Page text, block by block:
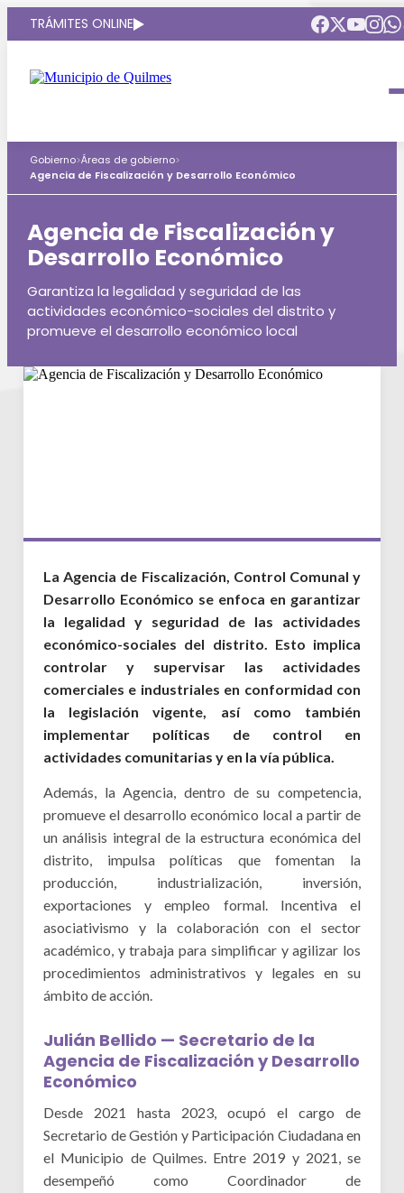
TRÁMITES ONLINE
Intendenta
Gobierno Abierto
HCD
Puntos de interés
Mapa interactivo
Defensoria del Pueblo
Obras Públicas
Salud
GIRSU
Educación
Culturas
Mujeres y Diversidades
Derechos Humanos
Empleo y Formación Laboral
Internacionales
ARQUI
Atención a la comunidad
Defensa del consumidor
Agenda municipal
Gobierno>Áreas de gobierno>
Agencia de Fiscalización y Desarrollo Económico
Agencia de Fiscalización y
Desarrollo Económico
Garantiza la legalidad y seguridad de las
actividades económico-sociales del distrito y
promueve el desarrollo económico local
La Agencia de Fiscalización, Control Comunal y
Desarrollo Económico se enfoca en garantizar
la legalidad y seguridad de las actividades
económico-sociales del distrito. Esto implica
controlar y supervisar las actividades
comerciales e industriales en conformidad con
la legislación vigente, así como también
implementar políticas de control en
actividades comunitarias y en la vía pública.
Además, la Agencia, dentro de su competencia,
promueve el desarrollo económico local a partir de
un análisis integral de la estructura económica del
distrito, impulsa políticas que fomentan la
producción, industrialización, inversión,
exportaciones y empleo formal. Incentiva el
asociativismo y la colaboración con el sector
académico, y trabaja para simplificar y agilizar los
procedimientos administrativos y legales en su
ámbito de acción.
Julián Bellido — Secretario de la
Agencia de Fiscalización y Desarrollo
Económico
Desde 2021 hasta 2023, ocupó el cargo de
Secretario de Gestión y Participación Ciudadana en
el Municipio de Quilmes. Entre 2019 y 2021, se
desempeñó como Coordinador de